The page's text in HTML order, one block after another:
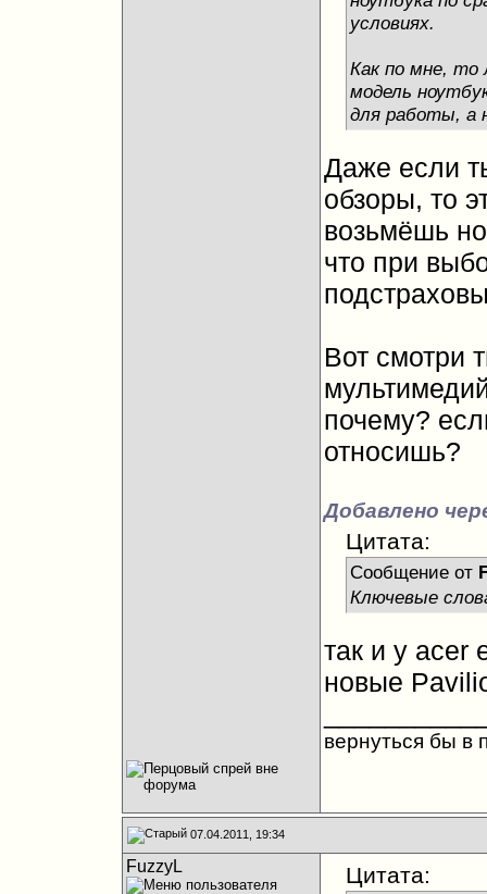
условиях.
Как по мне, то
модель
для работы, а
Даже если
обзоры, то
возьмёшь
что при
Вот смотри
почему?
относишь?
Добавлено
Цитата:
Сообщение от
Ключевые
так и у acer
новые
вернуться бы
07.04.2011, 19:34
FuzzyL Цитата: